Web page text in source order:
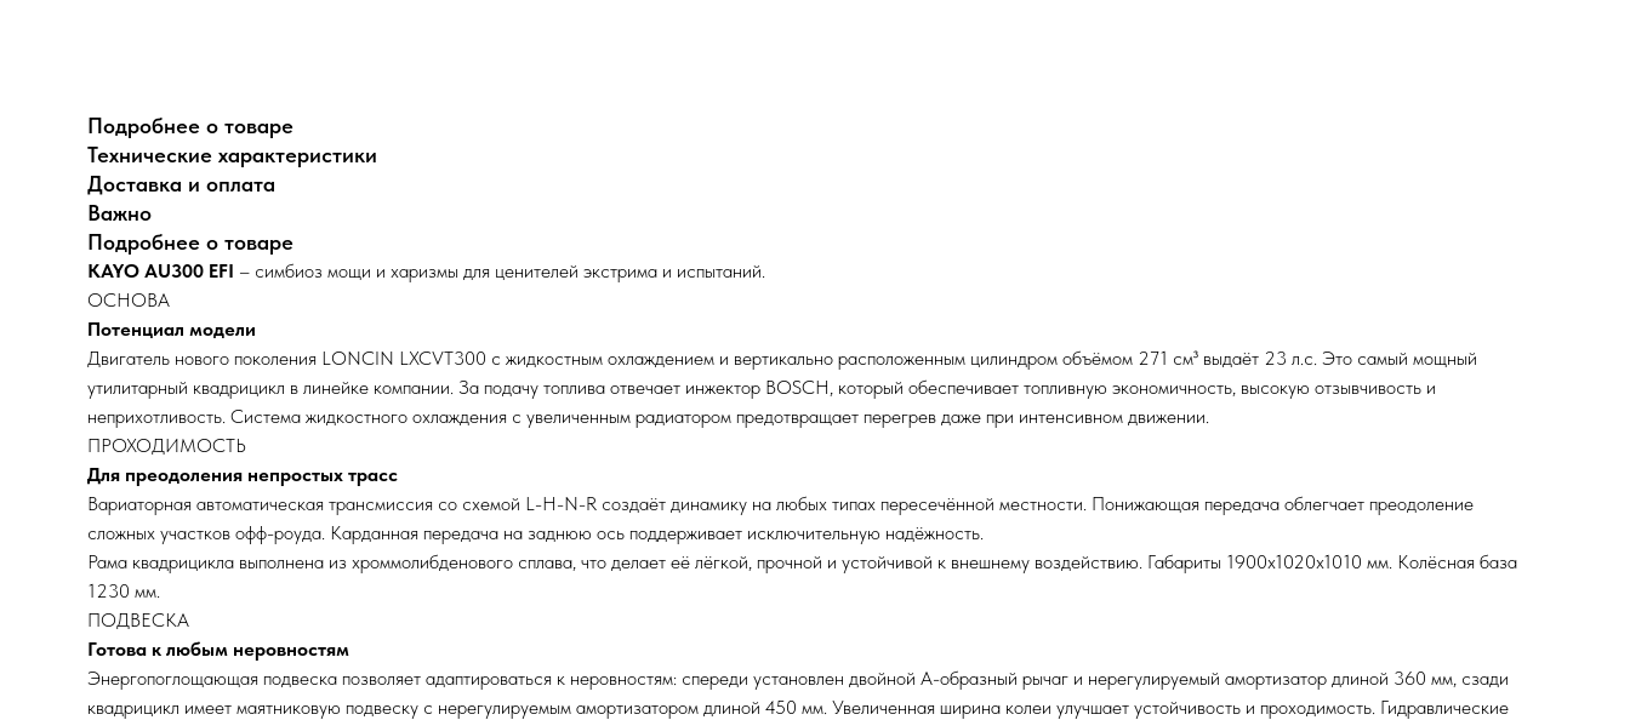
Подробнее о товаре
Технические характеристики
Доставка и оплата
Важно
Подробнее о товаре
KAYO AU300 EFI – симбиоз мощи и харизмы для ценителей экстрима и испытаний.
ОСНОВА
Потенциал модели
Двигатель нового поколения LONCIN LXCVT300 с жидкостным охлаждением и вертикально расположенным цилиндром объёмом 271 см³ выдаёт 23 л.с. Это самый мощный
утилитарный квадрицикл в линейке компании. За подачу топлива отвечает инжектор BOSCH, который обеспечивает топливную экономичность, высокую отзывчивость и
неприхотливость. Система жидкостного охлаждения с увеличенным радиатором предотвращает перегрев даже при интенсивном движении.
ПРОХОДИМОСТЬ
Для преодоления непростых трасс
Вариаторная автоматическая трансмиссия со схемой L-H-N-R создаёт динамику на любых типах пересечённой местности. Понижающая передача облегчает преодоление
сложных участков офф-роуда. Карданная передача на заднюю ось поддерживает исключительную надёжность.
Рама квадрицикла выполнена из хроммолибденового сплава, что делает её лёгкой, прочной и устойчивой к внешнему воздействию. Габариты 1900х1020х1010 мм. Колёсная база
1230 мм.
ПОДВЕСКА
Готова к любым неровностям
Энергопоглощающая подвеска позволяет адаптироваться к неровностям: спереди установлен двойной А-образный рычаг и нерегулируемый амортизатор длиной 360 мм, сзади
квадрицикл имеет маятниковую подвеску с нерегулируемым амортизатором длиной 450 мм. Увеличенная ширина колеи улучшает устойчивость и проходимость. Гидравлические